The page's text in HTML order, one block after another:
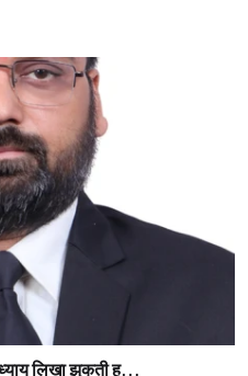
लिखा झुकती ह...